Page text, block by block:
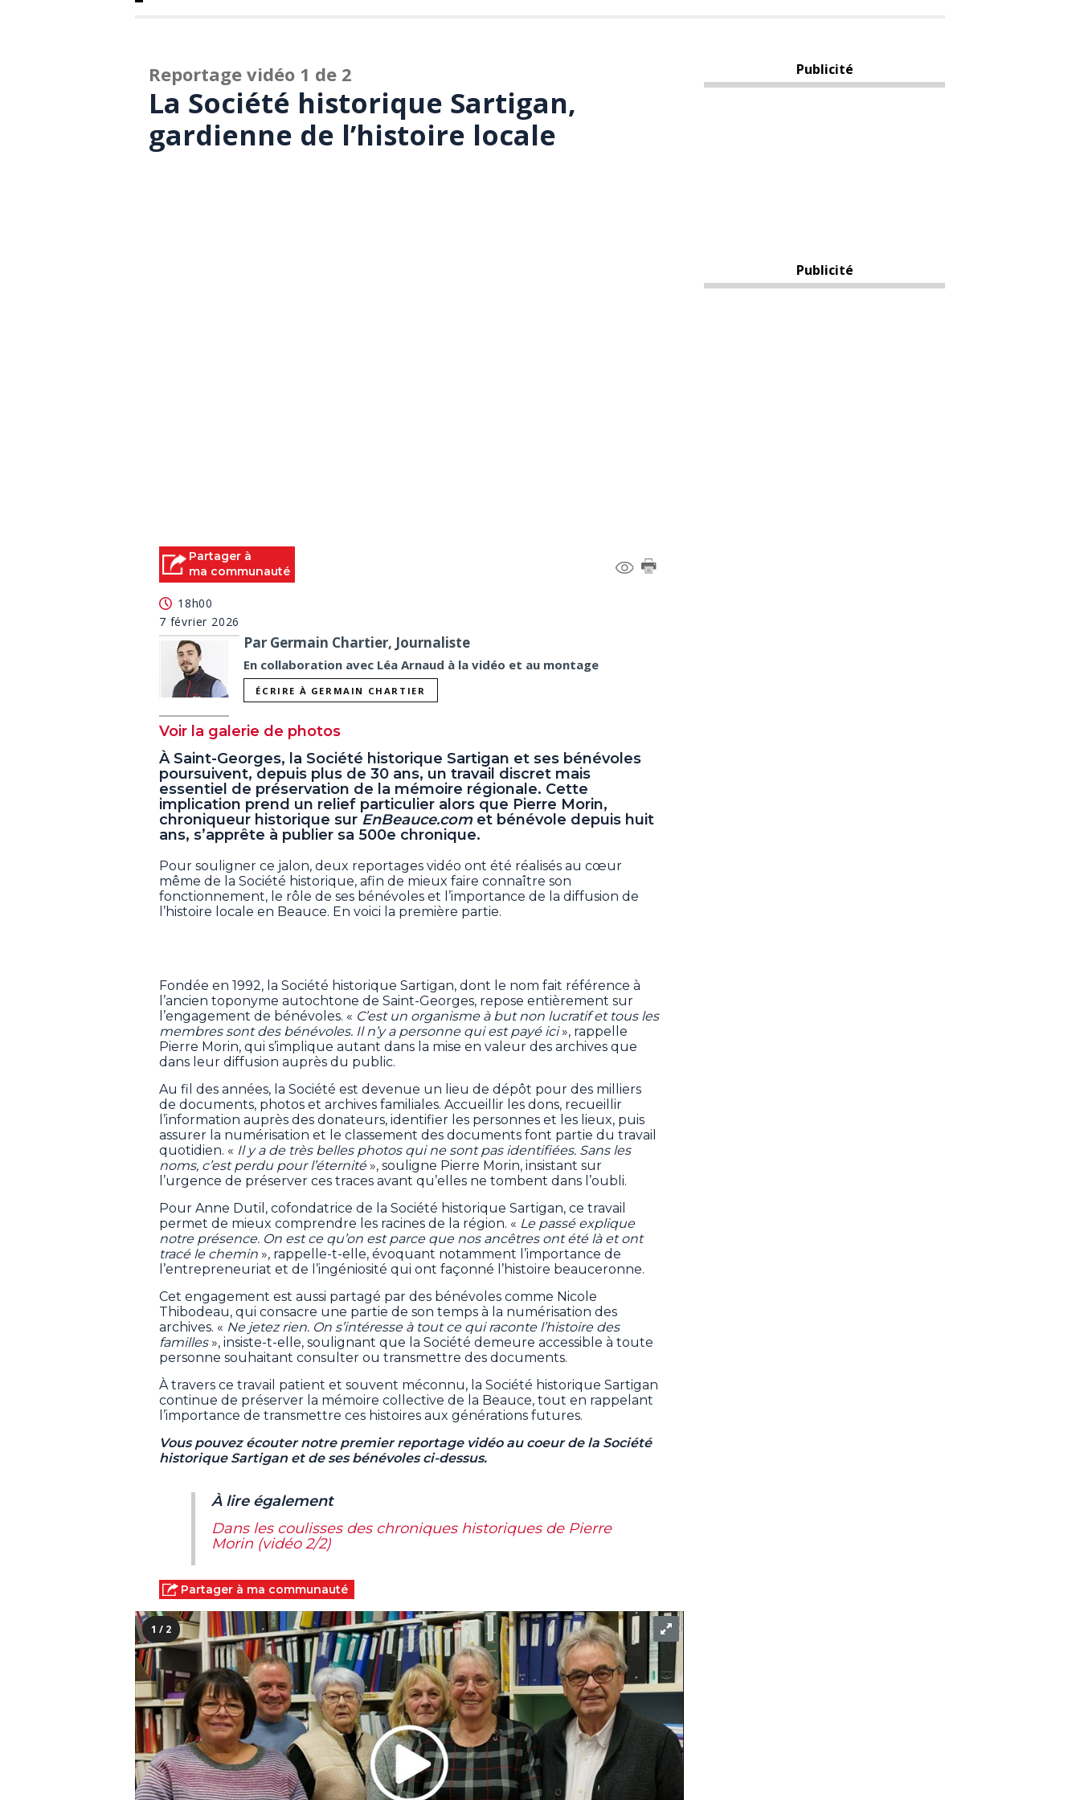
Reportage vidéo 1 de 2
La Société historique Sartigan,
gardienne de l’histoire locale
Partager à
ma communauté
18h00
7 février 2026
Par Germain Chartier, Journaliste
En collaboration avec Léa Arnaud à la vidéo et au montage
ÉCRIRE À GERMAIN CHARTIER
Voir la galerie de photos
À Saint-Georges, la Société historique Sartigan et ses bénévoles
poursuivent, depuis plus de 30 ans, un travail discret mais
essentiel de préservation de la mémoire régionale. Cette
implication prend un relief particulier alors que Pierre Morin,
chroniqueur historique sur EnBeauce.com et bénévole depuis huit
ans, s’apprête à publier sa 500e chronique.
Pour souligner ce jalon, deux reportages vidéo ont été réalisés au cœur
même de la Société historique, afin de mieux faire connaître son
fonctionnement, le rôle de ses bénévoles et l’importance de la diffusion de
l’histoire locale en Beauce. En voici la première partie.
Fondée en 1992, la Société historique Sartigan, dont le nom fait référence à
l’ancien toponyme autochtone de Saint-Georges, repose entièrement sur
l’engagement de bénévoles. « C’est un organisme à but non lucratif et tous les
membres sont des bénévoles. Il n’y a personne qui est payé ici», rappelle
Pierre Morin, qui s’implique autant dans la mise en valeur des archives que
dans leur diffusion auprès du public.
Au fil des années, la Société est devenue un lieu de dépôt pour des milliers
de documents, photos et archives familiales. Accueillir les dons, recueillir
l’information auprès des donateurs, identifier les personnes et les lieux, puis
assurer la numérisation et le classement des documents font partie du travail
quotidien. « Il y a de très belles photos qui ne sont pas identifiées. Sans les
noms, c’est perdu pour l’éternité», souligne Pierre Morin, insistant sur
l’urgence de préserver ces traces avant qu’elles ne tombent dans l’oubli.
Pour Anne Dutil, cofondatrice de la Société historique Sartigan, ce travail
permet de mieux comprendre les racines de la région. « Le passé explique
notre présence. On est ce qu’on est parce que nos ancêtres ont été là et ont
tracé le chemin », rappelle-t-elle, évoquant notamment l’importance de
l’entrepreneuriat et de l’ingéniosité qui ont façonné l’histoire beauceronne.
Cet engagement est aussi partagé par des bénévoles comme Nicole
Thibodeau, qui consacre une partie de son temps à la numérisation des
archives. « Ne jetez rien. On s’intéresse à tout ce qui raconte l’histoire des
familles», insiste-t-elle, soulignant que la Société demeure accessible à toute
personne souhaitant consulter ou transmettre des documents.
À travers ce travail patient et souvent méconnu, la Société historique Sartigan
continue de préserver la mémoire collective de la Beauce, tout en rappelant
l’importance de transmettre ces histoires aux générations futures.
Vous pouvez écouter notre premier reportage vidéo au coeur de la Société
historique Sartigan et de ses bénévoles ci-dessus.
À lire également
Dans les coulisses des chroniques historiques de Pierre
Morin (vidéo 2/2)
Partager à ma communauté
1 / 2
Publicité
Publicité